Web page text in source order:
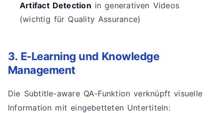
Artifact Detection in generativen Videos
(wichtig für Quality Assurance)
3. E-Learning und Knowledge
Management
Die Subtitle-aware QA-Funktion verknüpft visuelle
Information mit eingebetteten Untertiteln: